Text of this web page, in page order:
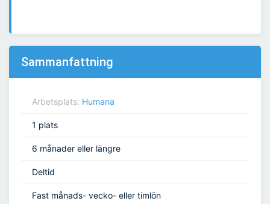
Sammanfattning
Arbetsplats: Humana
1 plats
6 månader eller längre
Deltid
Fast månads- vecko- eller timlön